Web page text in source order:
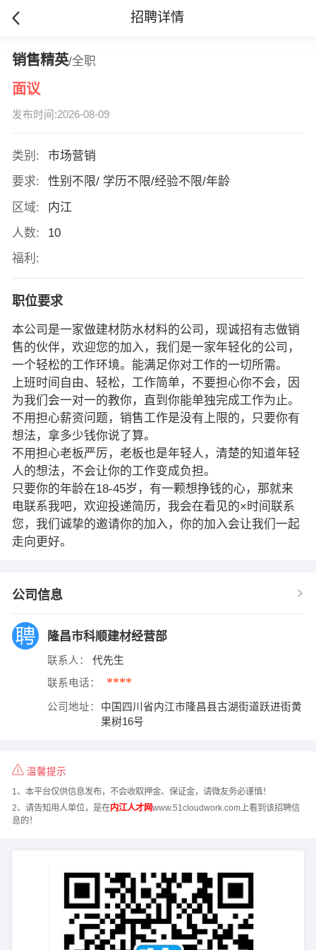
招聘详情
销售精英/全职
面议
发布时间:2026-08-09
类别:
市场营销
要求:
性别不限/ 学历不限/经验不限/年龄
区域:
内江
人数:
10
福利:
职位要求
本公司是一家做建材防水材料的公司，现诚招有志做销
售的伙伴，欢迎您的加入，我们是一家年轻化的公司，
一个轻松的工作环境。能满足你对工作的一切所需。
上班时间自由、轻松，工作简单，不要担心你不会，因
为我们会一对一的教你，直到你能单独完成工作为止。
不用担心薪资问题，销售工作是没有上限的，只要你有
想法，拿多少钱你说了算。
不用担心老板严厉，老板也是年轻人，清楚的知道年轻
人的想法，不会让你的工作变成负担。
只要你的年龄在18-45岁，有一颗想挣钱的心，那就来
电联系我吧，欢迎投递简历，我会在看见的×时间联系
您，我们诚挚的邀请你的加入，你的加入会让我们一起
走向更好。
公司信息
隆昌市科顺建材经营部
联系人： 代先生
联系电话： ****
公司地址：
中国四川省内江市隆昌县古湖街道跃进街黄
果树16号
温馨提示
1、本平台仅供信息发布，不会收取押金、保证金，请微友务必谨慎！
2、请告知用人单位，是在内江人才网www.51cloudwork.com上看到该招聘信
息的！